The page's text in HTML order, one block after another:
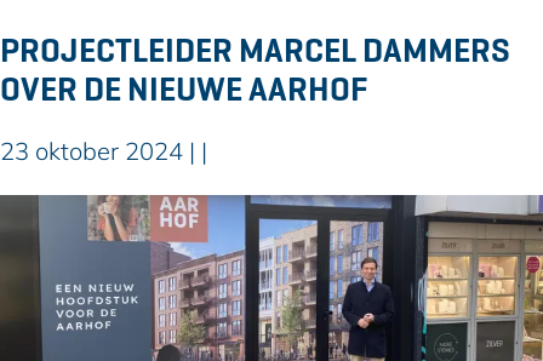
i
e
w
s
k
i
:
e
e
a
n
t
k
PROJECTLEIDER MARCEL DAMMERS
OVER DE NIEUWE AARHOF
23 oktober 2024 | |
r
e